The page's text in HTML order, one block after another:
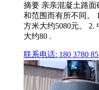
摘要 亲亲混凝土路
和范围而有所不同。
方米大约5080元。 2.
大约80 .
联系电话: 180 3780